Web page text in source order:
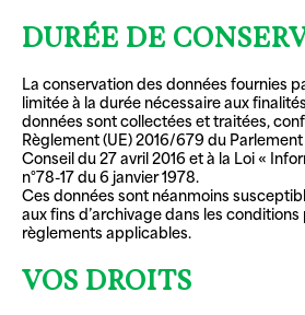
DURÉE DE
La conservation des données fournies
limitée à la durée nécessaire aux
données sont collectées et traitées,
Règlement (UE) 2016/679 du
Conseil du 27 avril 2016 et à la Loi «
n°78-17 du 6 janvier 1978.
Ces données sont néanmoins
aux fins d’archivage dans les
règlements applicables.
VOS DROITS